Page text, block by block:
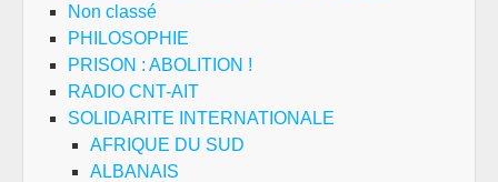
Non classé
PHILOSOPHIE
PRISON : ABOLITION !
RADIO CNT-AIT
SOLIDARITE INTERNATIONALE
AFRIQUE DU SUD
ALBANAIS